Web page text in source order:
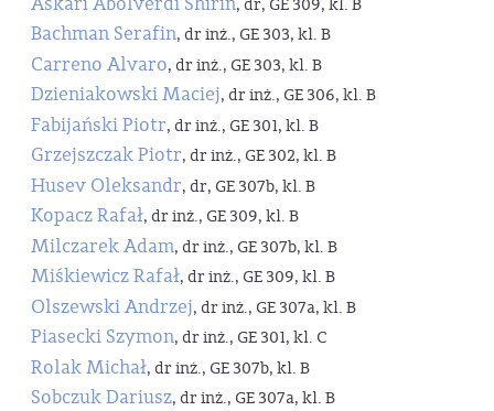
, dr, GE 309, kl. B
Bachman Serafin, dr inż., GE 303, kl. B
Carreno Alvaro, dr inż., GE 303, kl. B
Dzieniakowski Maciej, dr inż., GE 306, kl. B
Fabijański Piotr, dr inż., GE 301, kl. B
Grzejszczak Piotr, dr inż., GE 302, kl. B
Husev Oleksandr, dr, GE 307b, kl. B
Kopacz Rafał, dr inż., GE 309, kl. B
Milczarek Adam, dr inż., GE 307b, kl. B
Miśkiewicz Rafał, dr inż., GE 309, kl. B
Olszewski Andrzej, dr inż., GE 307a, kl. B
Piasecki Szymon, dr inż., GE 301, kl. C
Rolak Michał, dr inż., GE 307b, kl. B
Sobczuk Dariusz, dr inż., GE 307a, kl. B